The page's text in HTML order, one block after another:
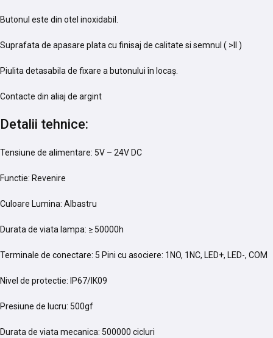
Butonul este din otel inoxidabil.
Suprafata de apasare plata cu finisaj de calitate si semnul ( >II )
Piulita detasabila de fixare a butonului în locaș.
Contacte din aliaj de argint
Detalii tehnice:
Tensiune de alimentare: 5V – 24V DC
Functie: Revenire
Culoare Lumina: Albastru
Durata de viata lampa: ≥ 50000h
Terminale de conectare: 5 Pini cu asociere: 1NO, 1NC, LED+, LED-, COM
Nivel de protectie: IP67/IK09
Presiune de lucru: 500gf
Durata de viata mecanica: 500000 cicluri